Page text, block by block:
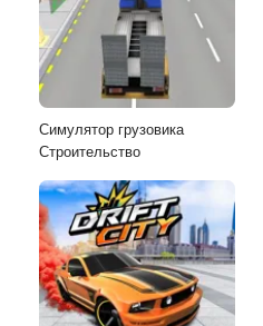
Симулятор грузовика
Строительство